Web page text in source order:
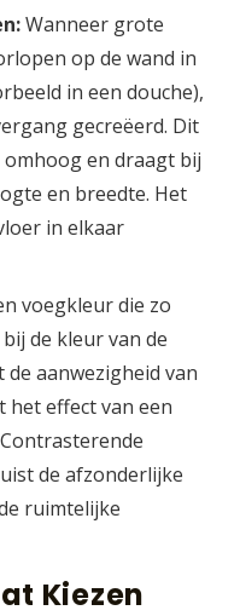
Wanneer grote
op de wand in
in een douche),
gecreëerd. Dit
en draagt bij
en breedte. Het
in elkaar
voegkleur die zo
de kleur van de
aanwezigheid van
het effect van een
de afzonderlijke
ruimtelijke
Kiezen